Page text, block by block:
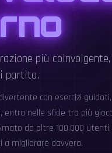
più
partita.
con esercizi
entra nelle sfide tra più
da oltre 100.000
migliorare davvero.